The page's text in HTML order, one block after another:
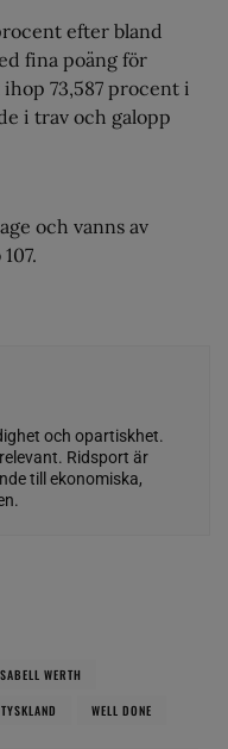
efter bland
fina poäng för
73,587 procent i
i trav och galopp
och vanns av
och opartiskhet.
Ridsport är
till ekonomiska,
WERTH
TYSKLAND WELL DONE